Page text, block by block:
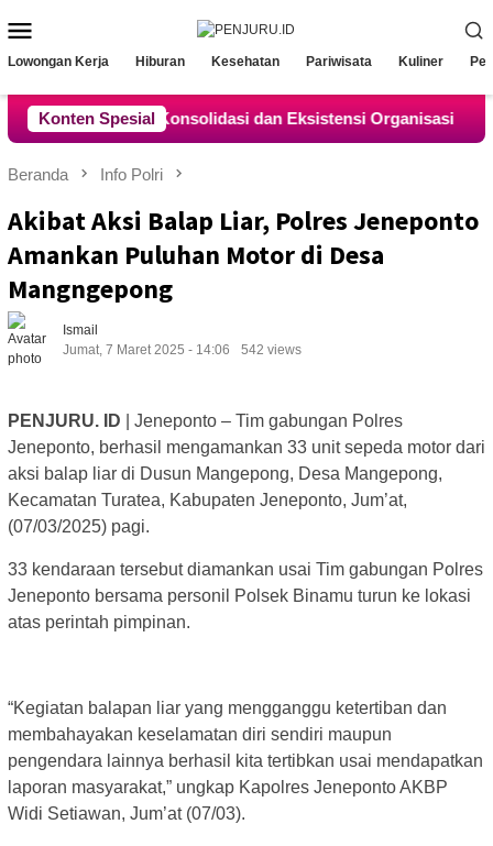
ke
Mobile
Lowongan Kerja Hiburan Kesehatan Pariwisata Kuliner
Konten Spesial
Perkuat Konsolidasi dan Eksistensi Organisasi
Beranda Info Polri
Akibat Aksi Balap Liar, Polres Jeneponto
Amankan Puluhan Motor di Desa
Mangngepong
Ismail
Jumat, 7 Maret 2025 - 14:06
542 views
PENJURU. ID | Jeneponto – Tim gabungan Polres
Jeneponto, berhasil mengamankan 33 unit sepeda motor dari
aksi balap liar di Dusun Mangepong, Desa Mangepong,
Kecamatan Turatea, Kabupaten Jeneponto, Jum’at,
(07/03/2025) pagi.
33 kendaraan tersebut diamankan usai Tim gabungan Polres
Jeneponto bersama personil Polsek Binamu turun ke lokasi
atas perintah pimpinan.
“Kegiatan balapan liar yang mengganggu ketertiban dan
membahayakan keselamatan diri sendiri maupun
pengendara lainnya berhasil kita tertibkan usai mendapatkan
laporan masyarakat,” ungkap Kapolres Jeneponto AKBP
Widi Setiawan, Jum’at (07/03).